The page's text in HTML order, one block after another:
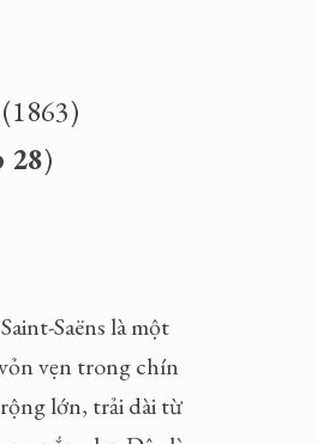
(1863)
28)
Saëns là một
vẹn trong chín
lớn, trải dài từ